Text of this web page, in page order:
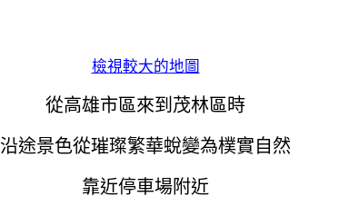
檢視較大的地圖
從高雄市區來到茂林區時
沿途景色從璀璨繁華蛻變為樸實自然
靠近停車場附近